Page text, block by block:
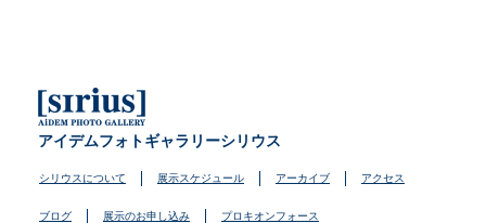
アイデムフォトギャラリーシリウス
シリウスについて 展示スケジュール アーカイブ アクセス
ブログ 展示のお申し込み プロキオンフォース